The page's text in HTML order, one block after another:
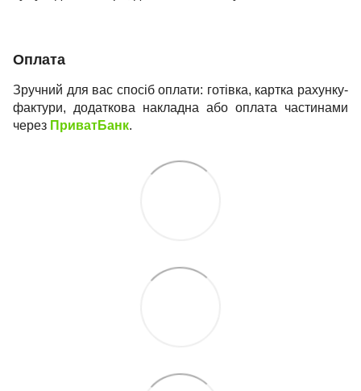
Оплата
Зручний для вас спосіб оплати: готівка, картка рахунку-
фактури, додаткова накладна або оплата частинами
через ПриватБанк.